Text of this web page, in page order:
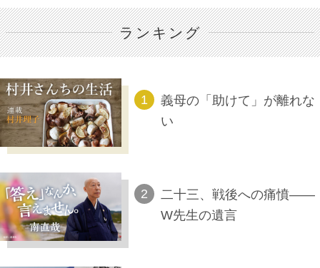
ランキング
義母の「助けて」が離れな
い
二十三、戦後への痛憤――
W先生の遺言